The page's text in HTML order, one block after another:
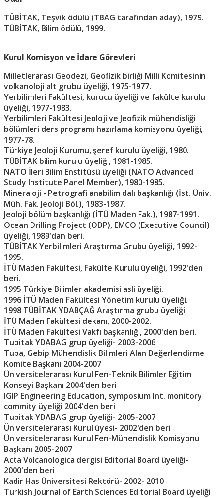
TÜBİTAK, Teşvik ödülü (TBAG tarafından aday), 1979.
TÜBİTAK, Bilim ödülü, 1999.
Kurul Komisyon ve İdare Görevleri
Milletlerarası Geodezi, Geofizik birliği Milli Komitesinin
volkanoloji alt grubu üyeliği, 1975-1977.
Yerbilimleri Fakültesi, kurucu üyeliği ve fakülte kurulu
üyeliği, 1977-1983.
Yerbilimleri Fakültesi Jeoloji ve Jeofizik mühendisliği
bölümleri ders programı hazırlama komisyonu üyeliği,
1977-78.
Türkiye Jeoloji Kurumu, şeref kurulu üyeliği, 1980.
TÜBİTAK bilim kurulu üyeliği, 1981-1985.
NATO İleri Bilim Enstitüsü üyeliği (NATO Advanced
Study Institute Panel Member), 1980-1985.
Mineraloji - Petrografi anabilim dalı başkanlığı (İst. Üniv.
Müh. Fak. Jeoloji Böl.), 1983-1987.
Jeoloji bölüm başkanlığı (İTÜ Maden Fak.), 1987-1991.
Ocean Drilling Project (ODP), EMCO (Executive Council)
üyeliği, 1989'dan beri.
TÜBİTAK Yerbilimleri Araştırma Grubu üyeliği, 1992-
1995.
İTÜ Maden Fakültesi, Fakülte Kurulu üyeliği, 1992'den
beri.
1995 Türkiye Bilimler akademisi asli üyeliği.
1996 İTÜ Maden Fakültesi Yönetim kurulu üyeliği.
1998 TÜBİTAK YDABÇAĞ Araştırma grubu üyeliği.
İTÜ Maden Fakültesi dekanı, 2000-2002.
İTÜ Maden Fakültesi Vakfı başkanlığı, 2000'den beri.
Tubitak YDABAG grup üyeliği- 2003-2006
Tuba, Gebip Mühendislik Bilimleri Alan Değerlendirme
Komite Başkanı 2004-2007
Üniversitelerarası Kurul Fen-Teknik Bilimler Eğitim
Konseyi Başkanı 2004'den beri
IGIP Engineering Education, symposium Int. monitory
commity üyeliği 2004'den beri
Tubitak YDABAG grup üyeliği- 2005-2007
Üniversitelerarası Kurul üyesi- 2002'den beri
Üniversitelerarası Kurul Fen-Mühendislik Komisyonu
Başkanı 2005-2007
Acta Volcanologica dergisi Editorial Board üyeliği-
2000'den beri
Kadir Has Üniversitesi Rektörü- 2002- 2010
Turkish Journal of Earth Sciences Editorial Board üyeliği